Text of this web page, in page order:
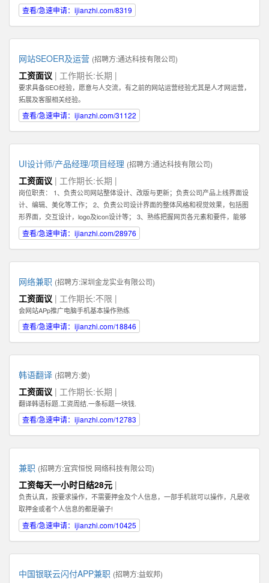
午，或晚上工作。 办公地点：高区火炬路169-1号北洋云计算电子创新平台302
室（近山东大学） 1：你必须热爱销售！必须能够真诚，热情地主动联系客户。
而不是只为了眼前的蝇头小利而失去客户对你的信任。 2: 我们需要能和客户建
立长期关系的员工，因此我们希望你也能长期，稳定地在公司发展。你会发现公
司是一个非常大的平台--我们在北京，深圳，香港，韩国都有业务。所以公司会
给你很好的施展空间，因此我们需要你能长期地在公司不断进步！ 3：你必须具
备一种素质。那就是会坚持，坚持，坚持，永不放弃。你必须了解你和客户的关
系是长期的，所以为了建立这种长期稳定的关系，你在一开始的时候要具备百折
不挠，坚持不懈的素质，这样才能逐步取得双方的信任。 4：除了热爱销售，你
大幅提高管理客户的效率和经营业绩。我们希望你具备这种科学化管理的能力。
有这种能力的人才还可以在将来发展成为销售经理，管理一个业务团队。 6：必
须热爱学习，尤其是要对一个特点行业有兴趣，并愿意深入了解一个行业，掌握
关于该行业的专业知识，这样才能真正服务好你的客户。目前我们希望能够找到
对于创业尤其是互联网创业领域有浓厚兴趣或相关经验的人才。 如果你有激
情，有梦想，并对网络销售充满热爱，愿意接受挑战，也能熟悉使用电脑，QQ
等网络工具，那么不论你的学历如何，专业是什么，这些都不重要。我们都欢迎
查看/急速申请：ijianzhi.com/8319
网站SEOER及运营 (招聘方:通达科技有限公司)
工资面议 | 工作期长:长期 |
要求具备SEO经验，愿意与人交流，有之前的网站运营经验尤其是人才网运营，
拓展及客服相关经验。
查看/急速申请：ijianzhi.com/31122
UI设计师/产品经理/项目经理 (招聘方:通达科技有限公司)
工资面议 | 工作期长:长期 |
岗位职责： 1、负责公司网站整体设计、改版与更新；负责公司产品上线界面设
计、编辑、美化等工作； 2、负责公司设计界面的整体风格和视觉效果，包括图
形界面，交互设计，logo及icon设计等； 3、熟练把握网页各元素和要件，能够
独立进行网站美工布局的设计； 4、不断完善和熟悉，负责网站整体架构的设计
和网站风格的把握，界面的视觉规划与创意设计工作； 5、认真做好各类信息和
材； 6、负责公司产品包括网页和手机应用程序等的人机交互界面设计，提高用
户使用体验； 7、根据项目具体要求解决各类UI设计和优化问题。 职位要求：
1、一年以上相关专业工作经验。 2、熟练使用设计工具如Photoshop，
Illustrator，Flash等；掌握HTML，XHTML，CSS，XML，JavaScrip等常用语言
软件。 3、具有丰富的视觉创作经验和独到的审美修养 4、具备优秀的网站整体
策划、设计能力,有丰富的网页设计经验.
查看/急速申请：ijianzhi.com/28976
网络兼职 (招聘方:深圳金龙实业有限公司)
工资面议 | 工作期长:不限 |
会网站APp推广电脑手机基本操作熟练
查看/急速申请：ijianzhi.com/18846
韩语翻译 (招聘方:姜)
工资面议 | 工作期长:长期 |
翻译韩语标题.工资周结.一条标题一块钱.
查看/急速申请：ijianzhi.com/12783
兼职 (招聘方:宜宾恒悦 网络科技有限公司)
工资每天一小时日结28元 |
负责认真，按要求操作，不需要押金及个人信息，一部手机就可以操作，凡是收
取押金或者个人信息的都是骗子!
查看/急速申请：ijianzhi.com/10425
中国银联云闪付APP兼职 (招聘方:益蚁邦)